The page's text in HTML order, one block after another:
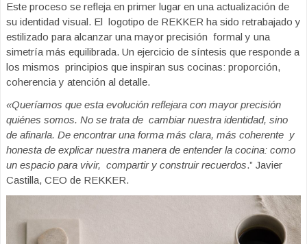
Este proceso se refleja en primer lugar en una actualización de
su identidad visual. El logotipo de REKKER ha sido retrabajado y
estilizado para alcanzar una mayor precisión formal y una
simetría más equilibrada. Un ejercicio de síntesis que responde a
los mismos principios que inspiran sus cocinas: proporción,
coherencia y atención al detalle.
«Queríamos que esta evolución reflejara con mayor precisión
quiénes somos. No se trata de cambiar nuestra identidad, sino
de afinarla. De encontrar una forma más clara, más coherente y
honesta de explicar nuestra manera de entender la cocina: como
un espacio para vivir, compartir y construir recuerdos.” Javier
Castilla, CEO de REKKER.